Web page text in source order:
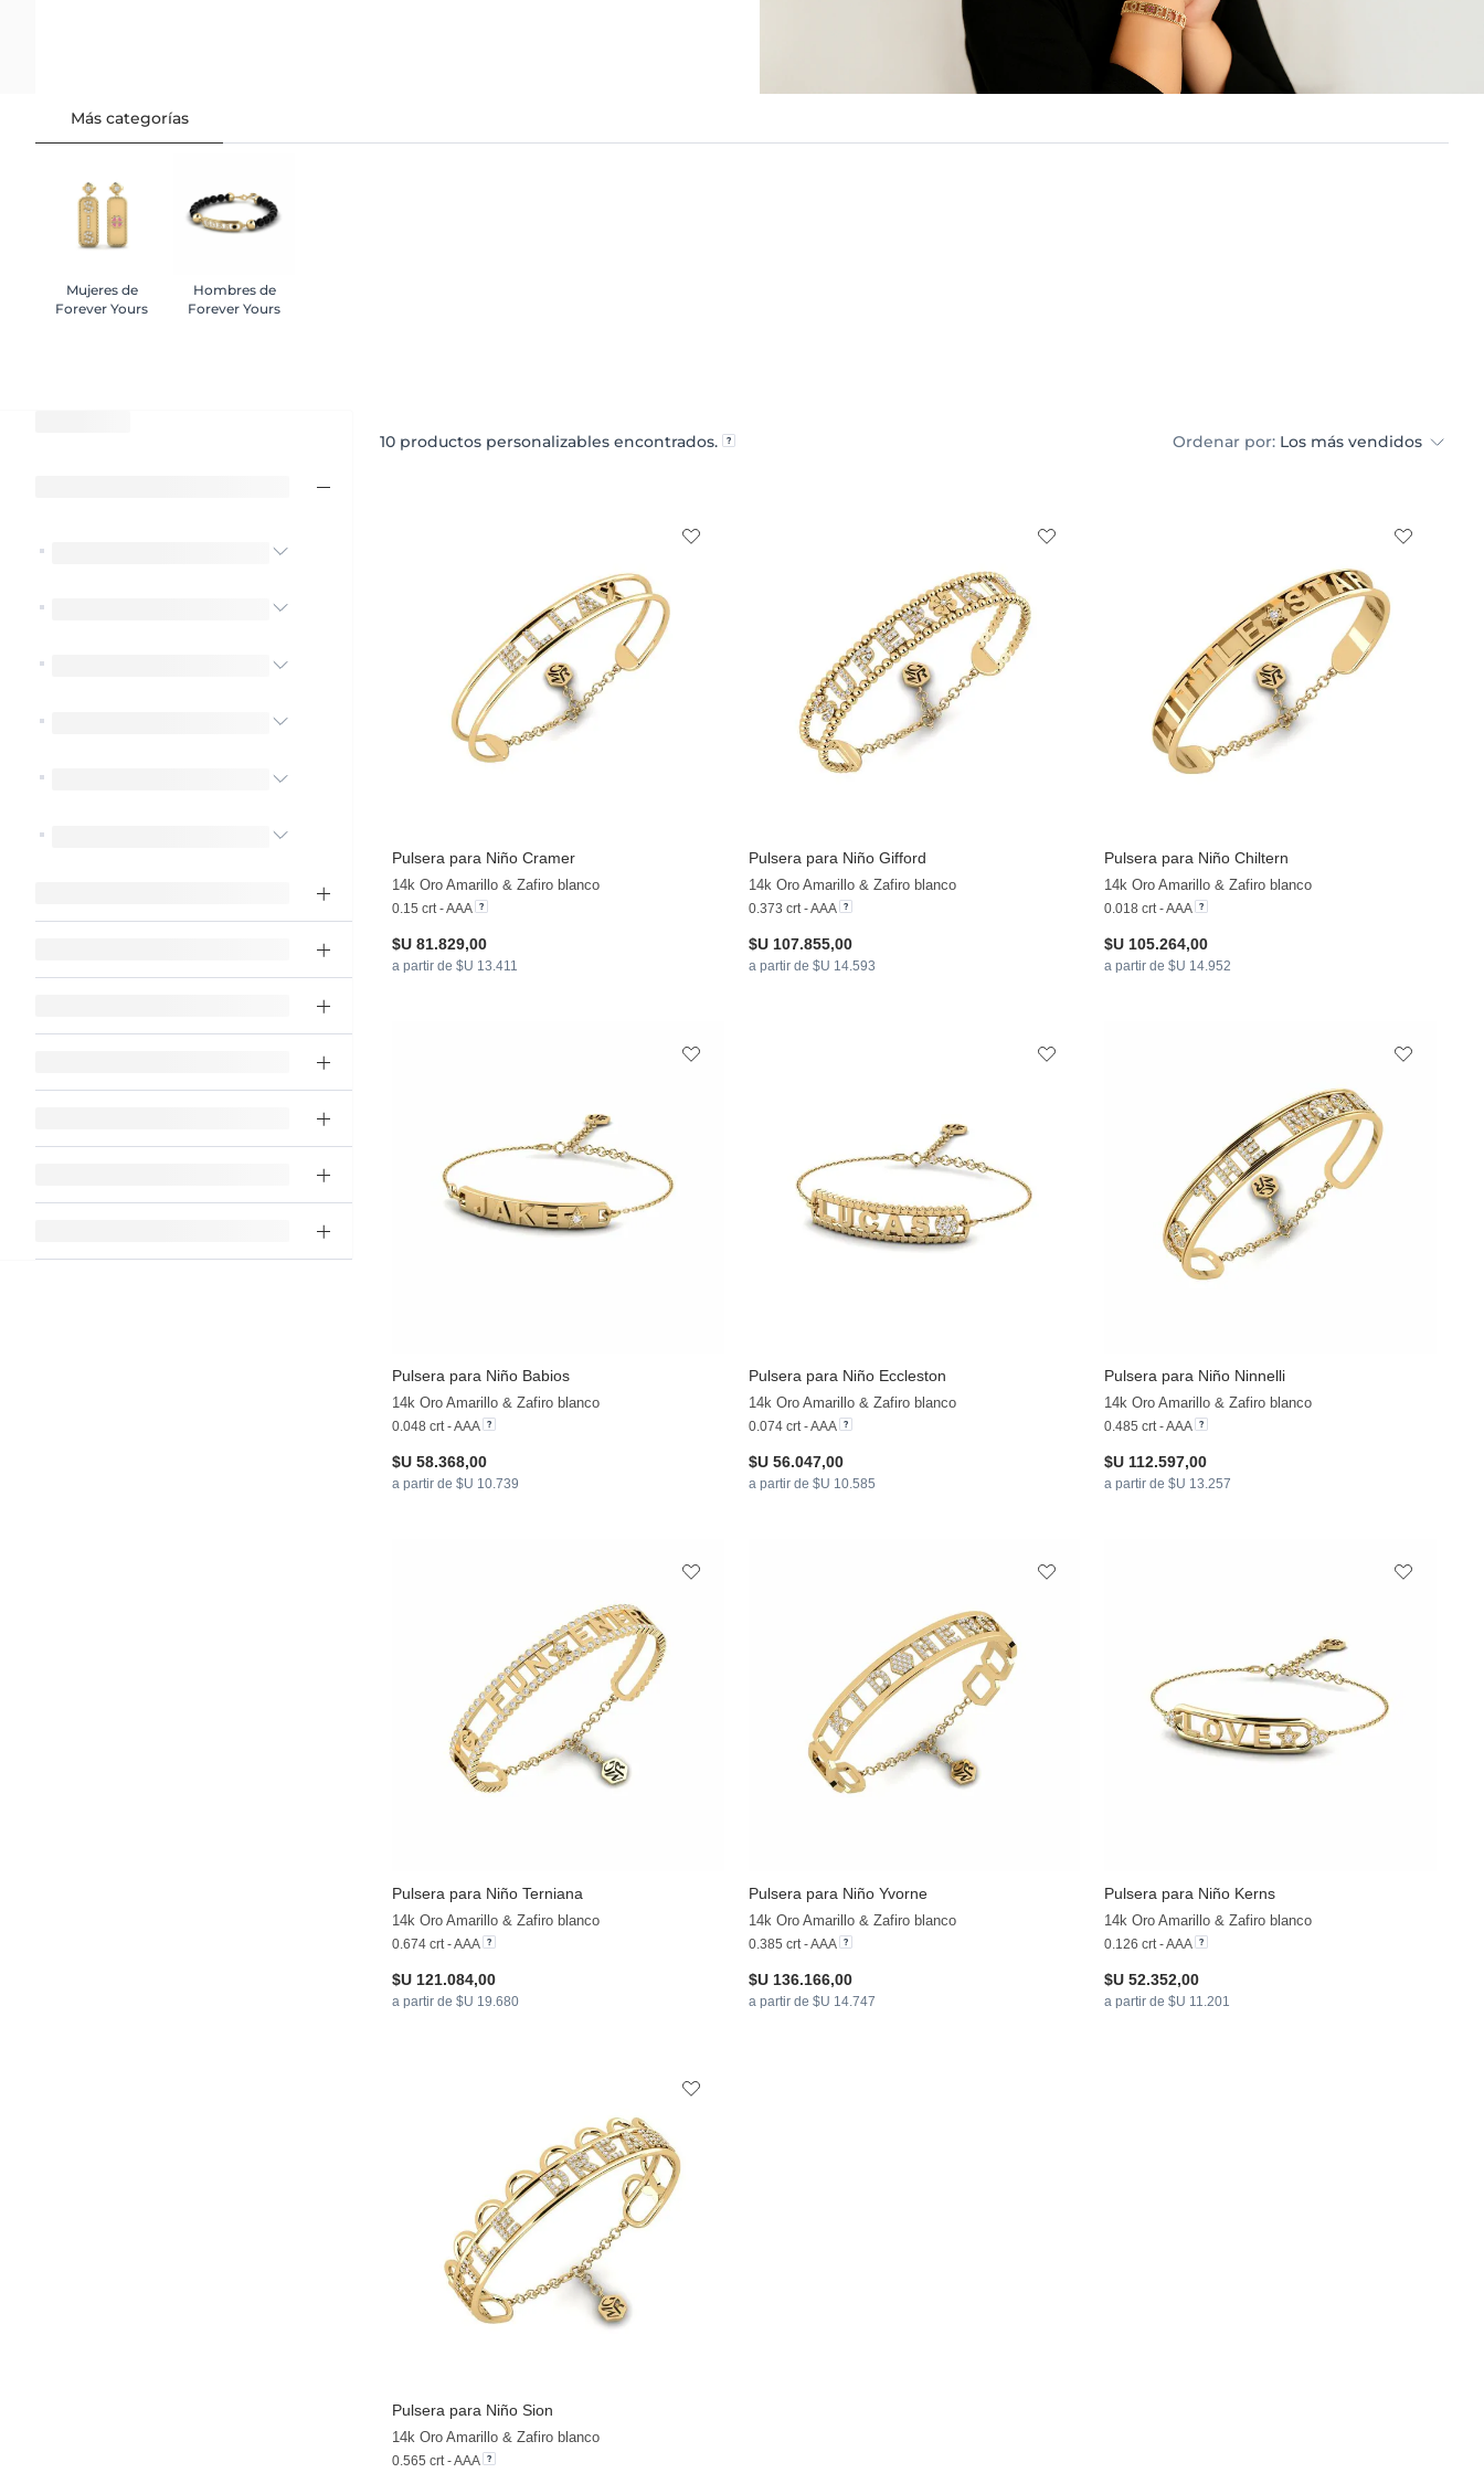
Más categorías
Mujeres de
Forever Yours
Hombres de
Forever Yours
10 productos personalizables encontrados. Ordenar por: Los más vendidos
Pulsera para Niño Cramer
14k Oro Amarillo & Zafiro blanco
0.15 crt - AAA
$U 81.829,00
a partir de $U 13.411
Pulsera para Niño Gifford
14k Oro Amarillo & Zafiro blanco
0.373 crt - AAA
$U 107.855,00
a partir de $U 14.593
Pulsera para Niño Chiltern
14k Oro Amarillo & Zafiro blanco
0.018 crt - AAA
$U 105.264,00
a partir de $U 14.952
Pulsera para Niño Babios
14k Oro Amarillo & Zafiro blanco
0.048 crt - AAA
$U 58.368,00
a partir de $U 10.739
Pulsera para Niño Eccleston
14k Oro Amarillo & Zafiro blanco
0.074 crt - AAA
$U 56.047,00
a partir de $U 10.585
Pulsera para Niño Ninnelli
14k Oro Amarillo & Zafiro blanco
0.485 crt - AAA
$U 112.597,00
a partir de $U 13.257
Pulsera para Niño Terniana
14k Oro Amarillo & Zafiro blanco
0.674 crt - AAA
$U 121.084,00
a partir de $U 19.680
Pulsera para Niño Yvorne
14k Oro Amarillo & Zafiro blanco
0.385 crt - AAA
$U 136.166,00
a partir de $U 14.747
Pulsera para Niño Kerns
14k Oro Amarillo & Zafiro blanco
0.126 crt - AAA
$U 52.352,00
a partir de $U 11.201
Pulsera para Niño Sion
14k Oro Amarillo & Zafiro blanco
0.565 crt - AAA